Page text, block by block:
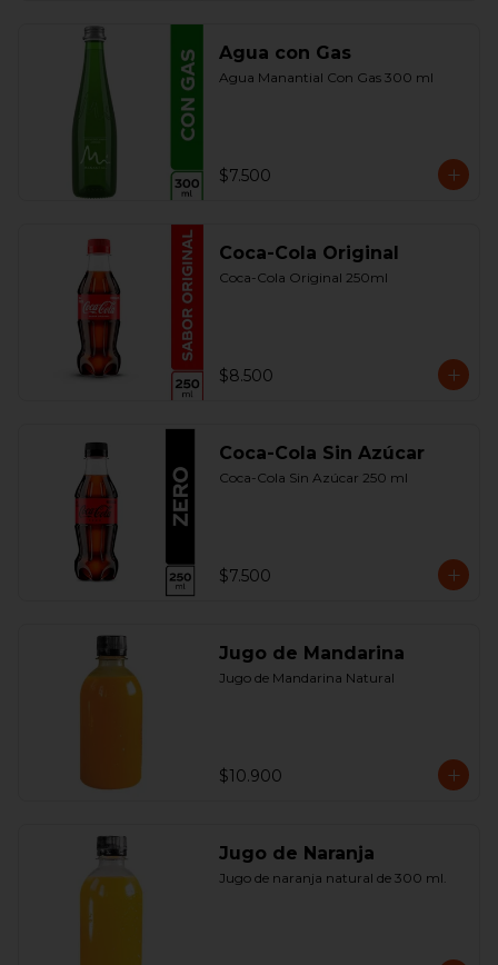
Agua con Gas
Agua Manantial Con Gas 300 ml
$7.500
Coca-Cola Original
Coca-Cola Original 250ml
$8.500
Coca-Cola Sin Azúcar
Coca-Cola Sin Azúcar 250 ml
$7.500
Jugo de Mandarina
Jugo de Mandarina Natural
$10.900
Jugo de Naranja
Jugo de naranja natural de 300 ml.